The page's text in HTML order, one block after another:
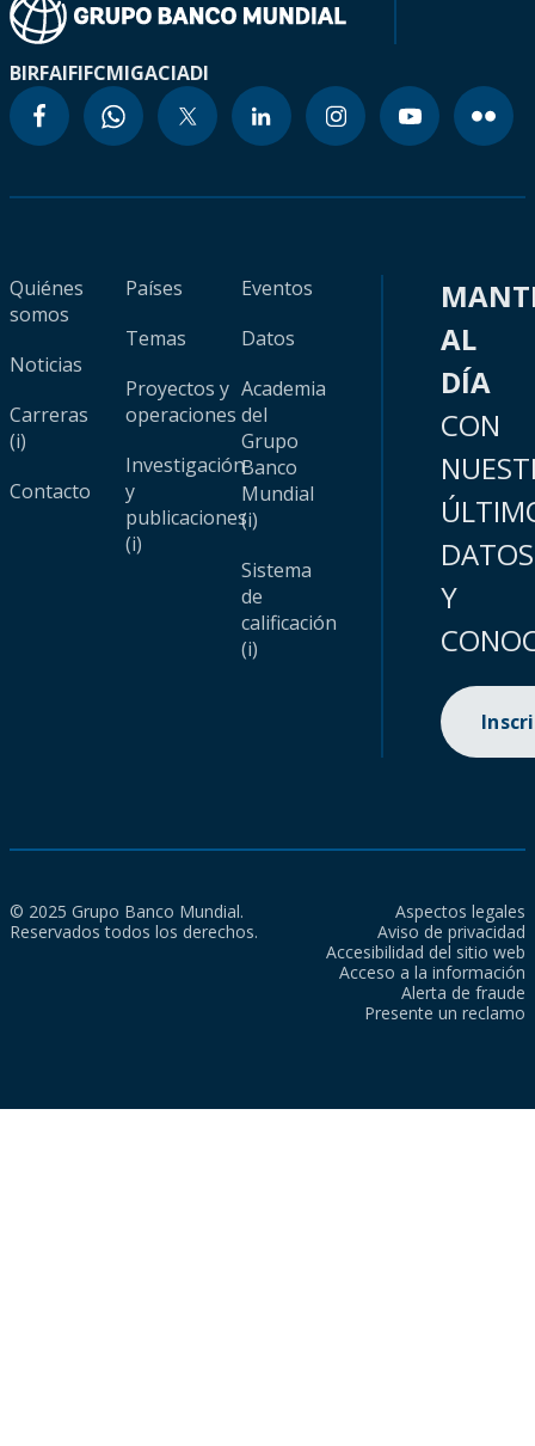
BIRFAIFIFCMIGACIADI
Quiénes
somos
Noticias
Carreras
(i)
Contacto
Países
Temas
Proyectos y
operaciones
Investigación
y
publicaciones
(i)
Eventos
Datos
Academia
del
Grupo
Banco
Mundial
(i)
Sistema
de
calificación
(i)
AL
DÍA
CON
DATOS
Y
© 2025 Grupo Banco Mundial.
Reservados todos los derechos.
Aspectos legales
Aviso de privacidad
Accesibilidad del sitio web
Acceso a la información
Alerta de fraude
Presente un reclamo